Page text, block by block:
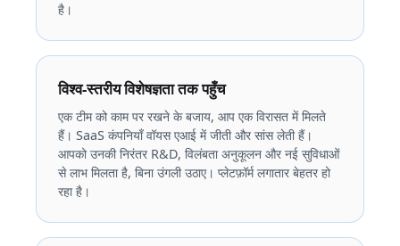
है।
विश्व-स्तरीय विशेषज्ञता तक पहुँच
एक टीम को काम पर रखने के बजाय, आप एक विरासत में मिलते
हैं। SaaS कंपनियाँ वॉयस एआई में जीती और सांस लेती हैं।
आपको उनकी निरंतर R&D, विलंबता अनुकूलन और नई सुविधाओं
से लाभ मिलता है, बिना उंगली उठाए। प्लेटफ़ॉर्म लगातार बेहतर हो
रहा है।